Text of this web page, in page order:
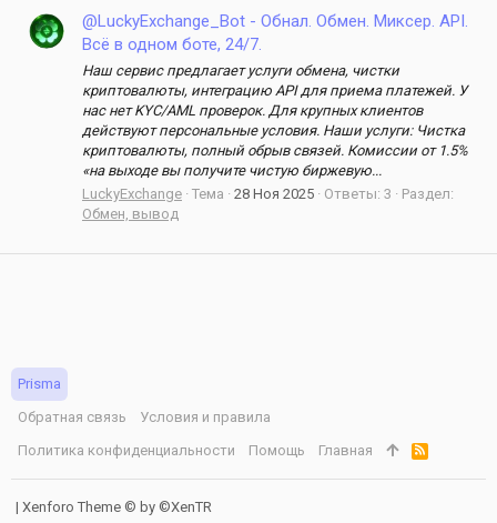
@LuckyExchange_Bot - Обнал. Обмен. Миксер. API.
Всё в одном боте, 24/7.
Наш сервис предлагает услуги обмена, чистки
криптовалюты, интеграцию API для приема платежей. У
нас нет KYC/AML проверок. Для крупных клиентов
действуют персональные условия. Наши услуги: Чистка
криптовалюты, полный обрыв связей. Комиссии от 1.5%
«на выходе вы получите чистую биржевую...
LuckyExchange Тема 28 Ноя 2025 Ответы: 3
Раздел:
Обмен, вывод
Prisma
Обратная связь
Условия и правила
Политика конфиденциальности
Помощь Главная
R
S
S
| Xenforo Theme © by ©XenTR